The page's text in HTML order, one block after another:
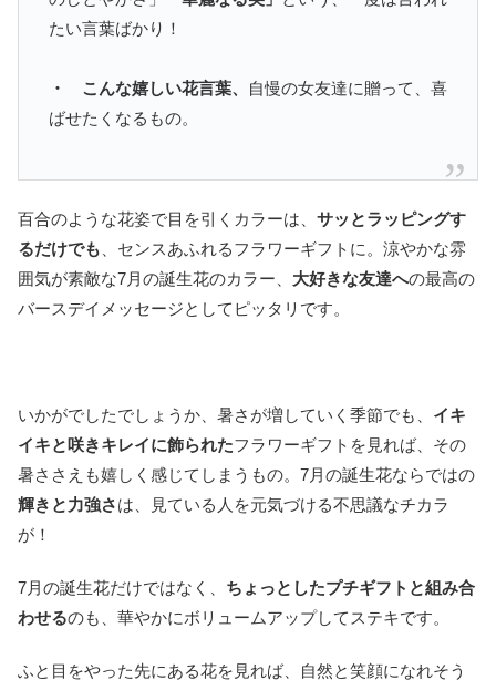
たい言葉ばかり！
・ こんな嬉しい花言葉、
自慢の女友達に贈って、喜
ばせたくなるもの。
百合のような花姿で目を引くカラーは、 サッとラッピングす
るだけでも 、センスあふれるフラワーギフトに。涼やかな雰
囲気が素敵な7月の誕生花のカラー、 大好きな友達への最高の
バースデイメッセージとしてピッタリです。
いかがでしたでしょうか、暑さが増していく季節でも、 イキ
イキと咲きキレイに飾られたフラワーギフトを見れば、その
暑ささえも嬉しく感じてしまうもの。7月の誕生花ならではの
輝きと力強さは、見ている人を元気づける不思議なチカラ
が！
7月の誕生花だけではなく、 ちょっとしたプチギフトと組み合
わせるのも、華やかにボリュームアップしてステキです。
ふと目をやった先にある花を見れば、自然と笑顔になれそう